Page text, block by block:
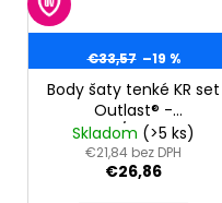
€33,57 –19 %
Body šaty tenké KR set
Outlast® -
biela/veľryba
Skladom (>5 ks)
€21,84 bez DPH
€26,86